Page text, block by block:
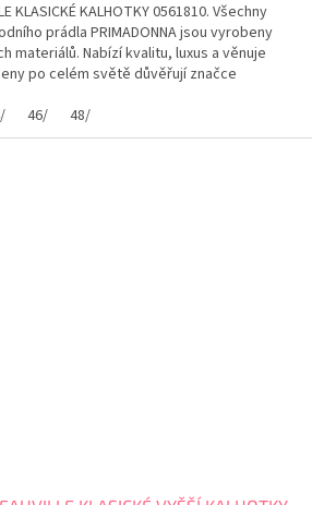
KLASICKÉ KALHOTKY 0561810. Všechny
prádla PRIMADONNA jsou vyrobeny
materiálů. Nabízí kvalitu, luxus a věnuje
po celém světě důvěřují značce
46/ 48/